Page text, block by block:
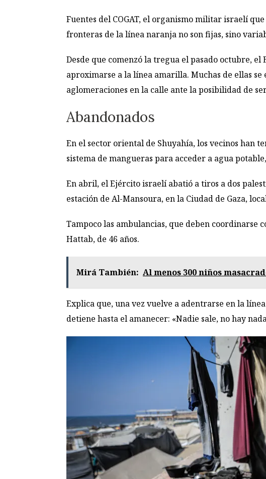
Fuentes del COGAT, el organismo militar israelí
fronteras de la línea naranja no son fijas, sino
Desde que comenzó la tregua el pasado octubre,
aproximarse a la línea amarilla. Muchas de ellas
aglomeraciones en la calle ante la posibilidad de
Abandonados
En el sector oriental de Shuyahía, los vecinos han
sistema de mangueras para acceder a agua
En abril, el Ejército israelí abatió a tiros a dos
estación de Al-Mansoura, en la Ciudad de Gaza,
Tampoco las ambulancias, que deben coordinarse
Hattab, de 46 años.
Mirá También: Al menos 300 niños
Explica que, una vez vuelve a adentrarse en la
detiene hasta el amanecer: «Nadie sale, no hay